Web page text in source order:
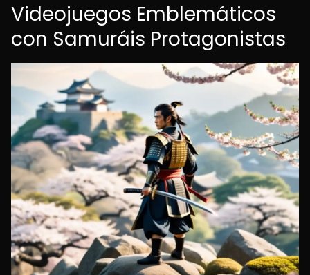
Videojuegos Emblemáticos
con Samuráis Protagonistas